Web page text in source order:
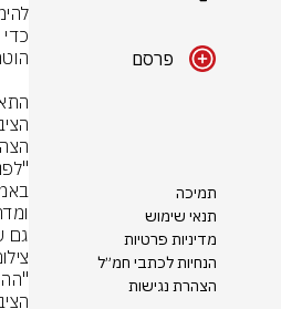
פרסם
תמיכה
תנאי שימוש
מדיניות פרטיות
הנחיות לכתבי חמ״ל
הצהרת נגישות
גם